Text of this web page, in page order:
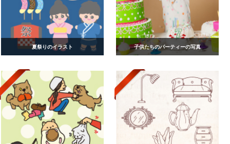
夏祭りのイラスト 子供たちのパーティーの写真